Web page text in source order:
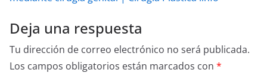
Deja una respuesta
Tu dirección de correo electrónico no será publicada.
Los campos obligatorios están marcados con *